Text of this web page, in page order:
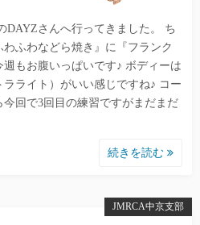
DAYZさんへ行ってきました。 ち
ふわなどら焼き』に『フランク
もお腹いっぱいです♪ ボディーは
ライト）がいい感じですね♪ コー
回で3回目の練習ですがまだまだ
続きを読む
JMRCA中京支部